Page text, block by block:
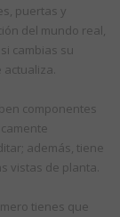
puertas y
del mundo real,
cambias su
componentes
además, tiene
vistas de planta.
tienes que